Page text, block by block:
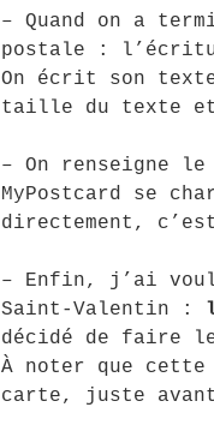
– Quand on a
postale :
On écrit son
taille du texte
– On renseigne
MyPostcard se
directement,
– Enfin, j’ai
Saint-Valentin :
décidé de faire
À noter que
carte, juste avant